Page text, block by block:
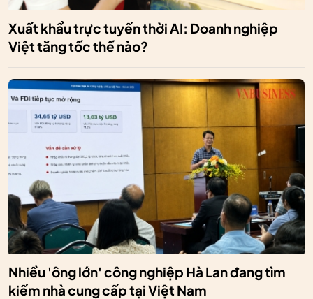
Xuất khẩu trực tuyến thời AI: Doanh nghiệp
Việt tăng tốc thế nào?
Nhiều 'ông lớn' công nghiệp Hà Lan đang tìm
kiếm nhà cung cấp tại Việt Nam